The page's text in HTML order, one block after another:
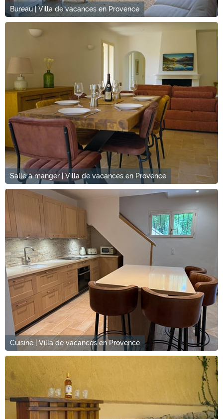
Bureau | Villa de vacances en Provence
Salle à manger | Villa de vacances en Provence
Cuisine | Villa de vacances en Provence